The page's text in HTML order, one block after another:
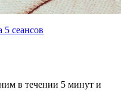
сеансов
в течении 5 минут и